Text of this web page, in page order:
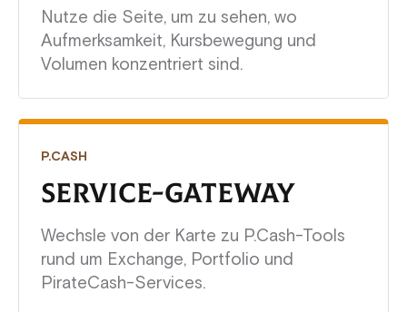
Nutze die Seite, um zu sehen, wo
Aufmerksamkeit, Kursbewegung und
Volumen konzentriert sind.
P.CASH
SERVICE-GATEWAY
Wechsle von der Karte zu P.Cash-Tools
rund um Exchange, Portfolio und
PirateCash-Services.